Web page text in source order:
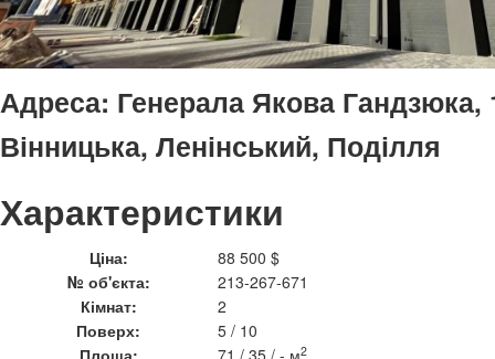
Адреса: Генерала Якова Гандзюка,
Вінницька, Ленінський, Поділля
Характеристики
Ціна:
88 500 $
№ об'єкта:
213-267-671
Кімнат:
2
Поверх:
5 / 10
Площа:
71 / 35 / - м2